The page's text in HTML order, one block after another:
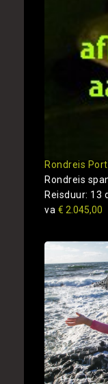
Rondreis
Rondreis
Reisduur: 13
va € 2.045,00